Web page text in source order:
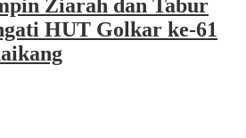
Ziarah dan Tabur
HUT Golkar ke-61